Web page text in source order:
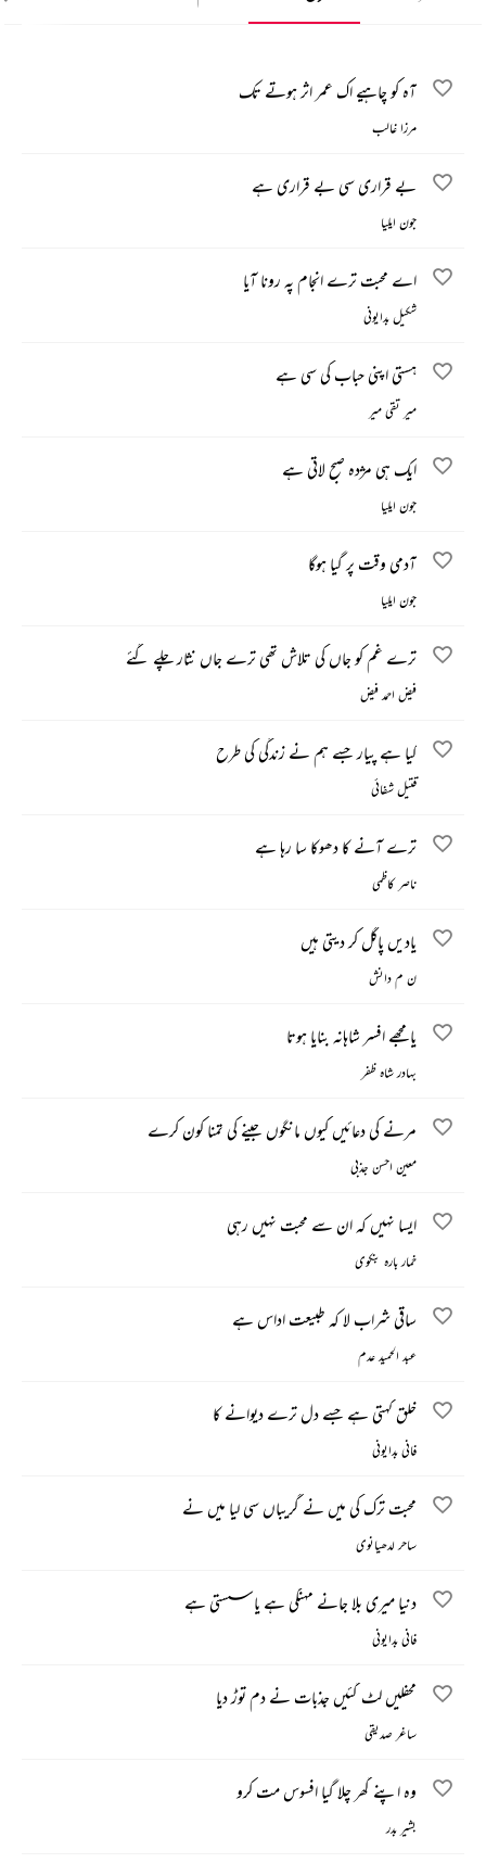
آہ کو چاہیے اک عمر اثر ہوتے تک
مرزا غالب
بے قراری سی بے قراری ہے
جون ایلیا
اے محبت ترے انجام پہ رونا آیا
شکیل بدایونی
ہستی اپنی حباب کی سی ہے
میر تقی میر
ایک ہی مژدہ صبح لاتی ہے
جون ایلیا
آدمی وقت پر گیا ہوگا
جون ایلیا
ترے غم کو جاں کی تلاش تھی ترے جاں نثار چلے گئے
فیض احمد فیض
کیا ہے پیار جسے ہم نے زندگی کی طرح
قتیل شفائی
ترے آنے کا دھوکا سا رہا ہے
ناصر کاظمی
یادیں پاگل کر دیتی ہیں
ن م دانش
یا مجھے افسر شاہانہ بنایا ہوتا
بہادر شاہ ظفر
مرنے کی دعائیں کیوں مانگوں جینے کی تمنا کون کرے
معین احسن جذبی
ایسا نہیں کہ ان سے محبت نہیں رہی
خمار بارہ بنکوی
ساقی شراب لا کہ طبیعت اداس ہے
عبد الحمید عدم
خلق کہتی ہے جسے دل ترے دیوانے کا
فانی بدایونی
محبت ترک کی میں نے گریباں سی لیا میں نے
ساحر لدھیانوی
دنیا میری بلا جانے مہنگی ہے یا سستی ہے
فانی بدایونی
محفلیں لٹ گئیں جذبات نے دم توڑ دیا
ساغر صدیقی
وہ اپنے گھر چلا گیا افسوس مت کرو
بشیر بدر